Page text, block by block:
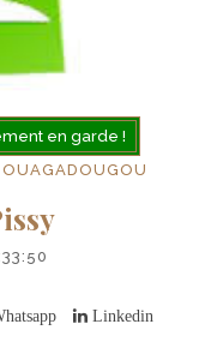
en garde !
Linkedin